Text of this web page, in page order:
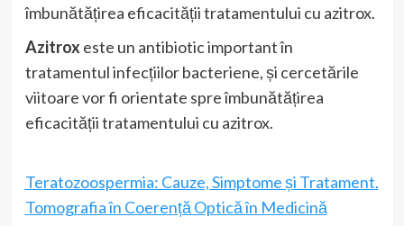
îmbunătățirea eficacității tratamentului cu azitrox.
Azitrox este un antibiotic important în
tratamentul infecțiilor bacteriene, și cercetările
viitoare vor fi orientate spre îmbunătățirea
eficacității tratamentului cu azitrox.
Teratozoospermia: Cauze, Simptome și Tratament.
Tomografia în Coerență Optică în Medicină